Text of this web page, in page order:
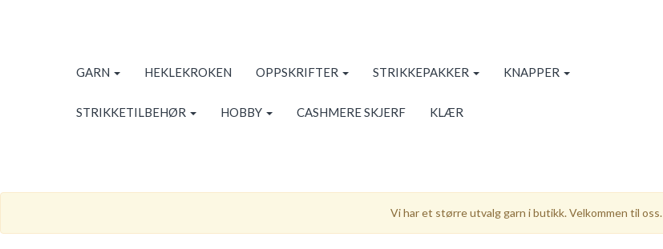
GARN HEKLEKROKEN OPPSKRIFTER STRIKKEPAKKER KNAPPER
STRIKKETILBEHØR HOBBY CASHMERE SKJERF KLÆR
Vi har et større utvalg garn i butikk. Velkommen til oss.